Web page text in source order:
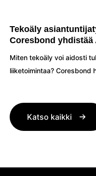
Tekoäly
Coresbond
Miten tekoäly voi aidosti
liiketoimintaa? Coresbond
Katso kaikki